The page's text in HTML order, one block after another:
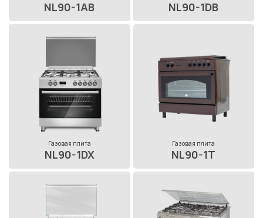
NL90-1AB NL90-1DB
Газовая плита
NL90-1DX
Газовая плита
NL90-1T